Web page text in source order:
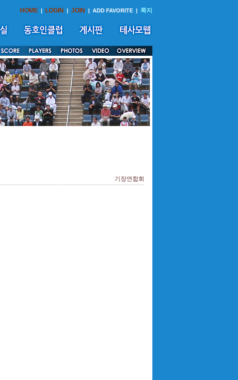
HOME | LOGIN | JOIN | ADD FAVORITE | 쪽지
기장연합회